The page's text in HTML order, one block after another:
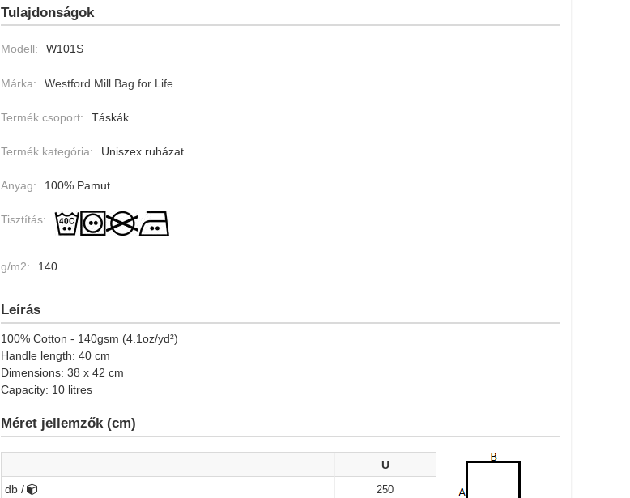
Tulajdonságok
Modell: W101S
Márka: Westford Mill Bag for Life
Termék csoport: Táskák
Termék kategória: Uniszex ruházat
Anyag: 100% Pamut
Tisztítás:
g/m2: 140
Leírás
100% Cotton - 140gsm (4.1oz/yd²)
Handle length: 40 cm
Dimensions: 38 x 42 cm
Capacity: 10 litres
Méret jellemzők (cm)
U
db /
250